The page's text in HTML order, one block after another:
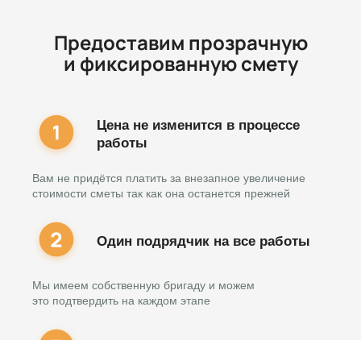
Предоставим прозрачную
и фиксированную смету
Цена не изменится в процессе
работы
Вам не придётся платить за внезапное увеличение
стоимости сметы так как она останется прежней
Один подрядчик на все работы
Мы имеем собственную бригаду и можем
это подтвердить на каждом этапе